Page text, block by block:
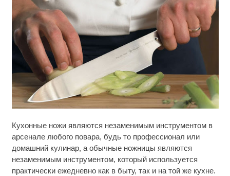
Кухонные ножи являются незаменимым инструментом в
арсенале любого повара, будь то профессионал или
домашний кулинар, а обычные ножницы являются
незаменимым инструментом, который используется
практически ежедневно как в быту, так и на той же кухне.
вытворяют, когда их не видят...
Ролик длится несколько секунд, а смеяться вы
будете долго